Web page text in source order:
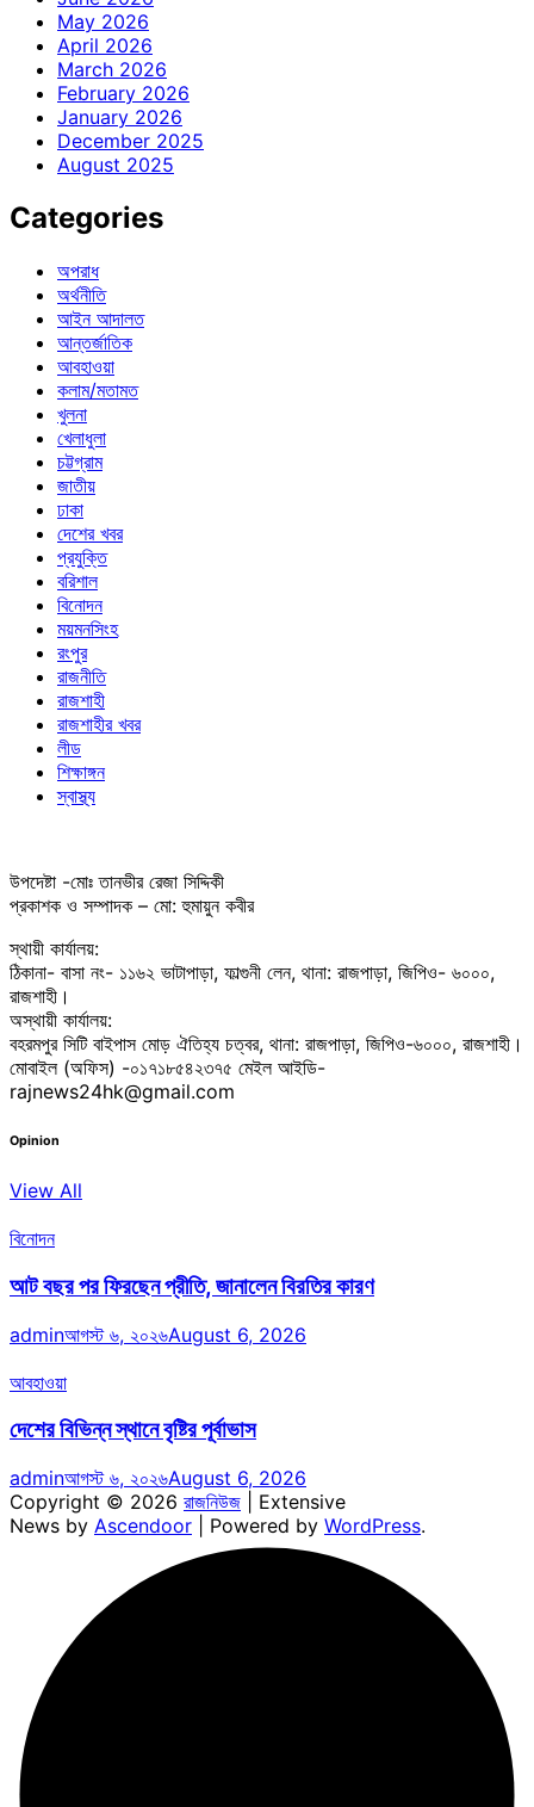
May 2026
April 2026
March 2026
February 2026
January 2026
December 2025
August 2025
Categories
অপরাধ
অর্থনীতি
আইন আদালত
আন্তর্জাতিক
আবহাওয়া
কলাম/মতামত
খুলনা
খেলাধুলা
চট্টগ্রাম
জাতীয়
ঢাকা
দেশের খবর
প্রযুক্তি
বরিশাল
বিনোদন
ময়মনসিংহ
রংপুর
রাজনীতি
রাজশাহী
রাজশাহীর খবর
লীড
শিক্ষাঙ্গন
স্বাস্থ্য
উপদেষ্টা -মোঃ তানভীর রেজা সিদ্দিকী
প্রকাশক ও সম্পাদক – মো: হুমায়ুন কবীর
স্থায়ী কার্যালয়:
ঠিকানা- বাসা নং- ১১৬২ ভাটাপাড়া, ফাল্গুনী লেন, থানা: রাজপাড়া, জিপিও- ৬০০০,
রাজশাহী।
অস্থায়ী কার্যালয়:
বহরমপুর সিটি বাইপাস মোড় ঐতিহ্য চত্বর, থানা: রাজপাড়া, জিপিও-৬০০০, রাজশাহী।
মোবাইল (অফিস) -০১৭১৮৫৪২৩৭৫ মেইল আইডি-
rajnews24hk@gmail.com
Opinion
View All
বিনোদন
আট বছর পর ফিরছেন প্রীতি, জানালেন বিরতির কারণ
adminআগস্ট ৬, ২০২৬August 6, 2026
আবহাওয়া
দেশের বিভিন্ন স্থানে বৃষ্টির পূর্বাভাস
adminআগস্ট ৬, ২০২৬August 6, 2026
Copyright © 2026 রাজনিউজ | Extensive
News by Ascendoor | Powered by WordPress.